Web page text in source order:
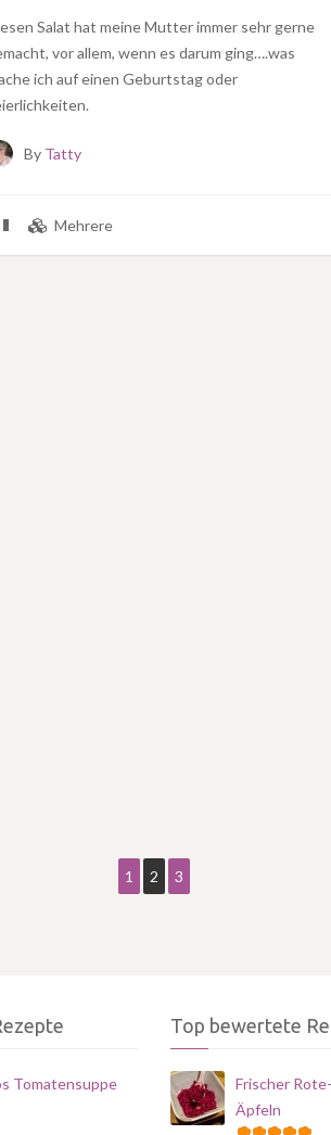
Salat hat meine Mutter immer sehr gerne
vor allem, wenn es darum ging….was
ich auf einen Geburtstag oder
By Tatty
Mehrere
1 2 3
Tomatensuppe
Top bewertete
Frischer
Äpfeln